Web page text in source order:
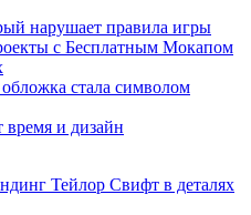
нарушает правила игры
с Бесплатным Мокапом
стала символом
время и дизайн
Тейлор Свифт в деталях